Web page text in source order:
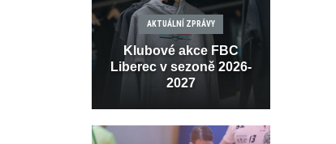
AKTUÁLNÍ ZPRÁVY
Klubové akce FBC
Liberec v sezoně 2026-
2027